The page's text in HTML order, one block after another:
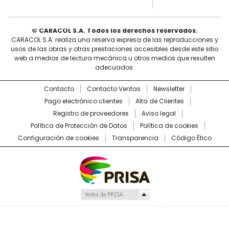
© CARACOL S.A. Todos los derechos reservados.
CARACOL S.A. realiza una reserva expresa de las reproducciones y
usos de las obras y otras prestaciones accesibles desde este sitio
web a medios de lectura mecánica u otros medios que resulten
adecuados.
Contacto Contacto Ventas
Newsletter
Pago electrónico clientes
Alta de Clientes
Registro de proveedores
Aviso legal
Política de Protección de Datos
Política de cookies
Configuración de cookies
Transparencia Código Ético